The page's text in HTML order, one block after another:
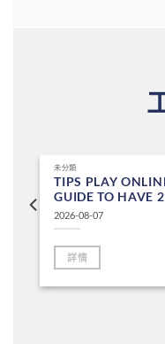
未分類
TIPS PLAY
GUIDE TO HAVE
2026-08-07
詳情